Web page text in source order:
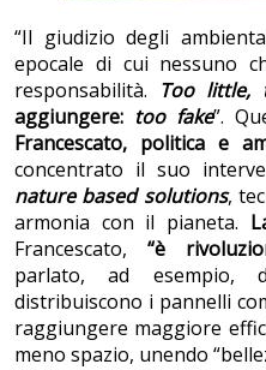
“Il giudizio degli
epocale di cui nessuno
responsabilità. Too little,
aggiungere: too fake”.
Francescato, politica e
concentrato il suo
nature based solutions,
armonia con il pianeta.
Francescato, “è
parlato, ad esempio,
distribuiscono i pannelli
raggiungere maggiore
meno spazio, unendo